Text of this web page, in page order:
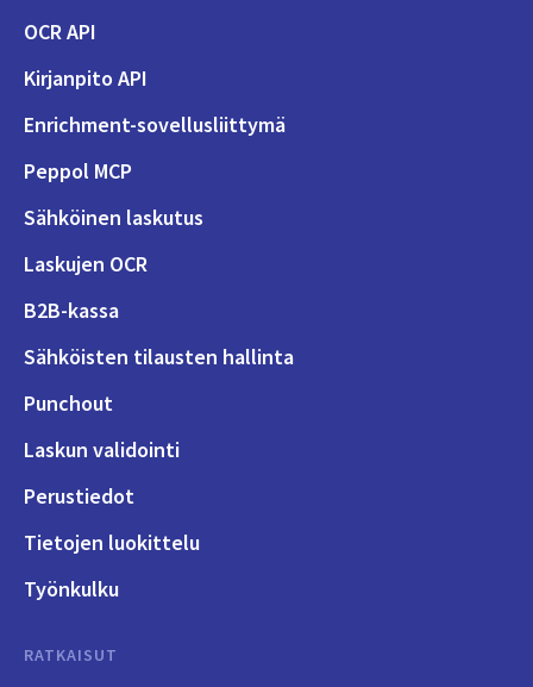
OCR API
Kirjanpito API
Enrichment-sovellusliittymä
Peppol MCP
Sähköinen laskutus
Laskujen OCR
B2B-kassa
Sähköisten tilausten hallinta
Punchout
Laskun validointi
Perustiedot
Tietojen luokittelu
Työnkulku
RATKAISUT